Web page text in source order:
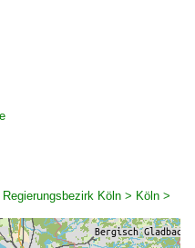
Köln > Köln >